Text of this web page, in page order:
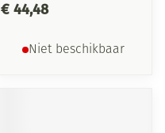
€ 44,48
Niet beschikbaar